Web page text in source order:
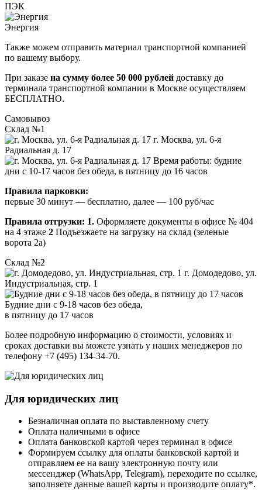
ПЭК
Энергия
Также можем отправить материал транспортной компанией
по вашему выбору.
При заказе на сумму более 50 000 рублей доставку до
терминала транспортной компании в Москве осуществляем
БЕСПЛАТНО.
Самовывоз
Склад №1
г. Москва, ул. 6-я
Радиальная д. 17
Время работы: будние
дни с 10-17 часов без обеда, в пятницу до 16 часов
Правила парковки:
первые 30 минут — бесплатно, далее — 100 руб/час
Правила отгрузки: 1. Оформляете документы в офисе № 404
на 4 этаже 2 Подъезжаете на загрузку на склад (зеленые
ворота 2а)
Склад №2
г. Домодедово, ул.
Индустриальная, стр. 1
Будние дни с 9-18 часов без обеда,
в пятницу до 17 часов
Более подробную информацию о стоимости, условиях и
сроках доставки вы можете узнать у наших менеджеров по
телефону +7 (495) 134-34-70.
Для юридических лиц
Безналичная оплата по выставленному счету
Оплата наличными в офисе
Оплата банковской картой через терминал в офисе
Формируем ссылку для оплаты банковской картой и
отправляем ее на вашу электронную почту или
мессенджер (WhatsApp, Telegram), переходите по ссылке,
заполняете данные вашей карты и производите оплату*.